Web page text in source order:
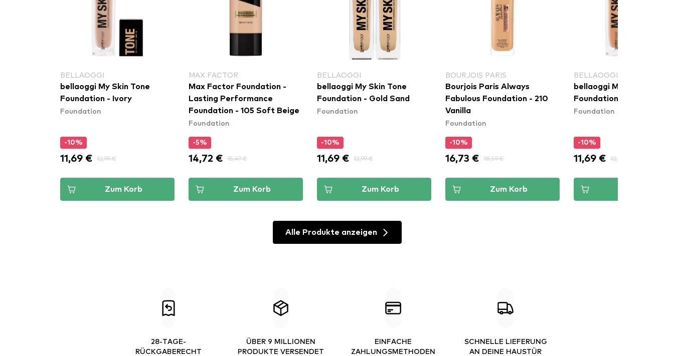
BELLAOGGI
bellaoggi My Skin Tone
Foundation - Ivory
Foundation
-10%
11,69 € 12,99 €
Zum Korb
MAX FACTOR
Max Factor Foundation -
Lasting Performance
Foundation - 105 Soft Beige
Foundation
-5%
14,72 € 15,49 €
Zum Korb
BELLAOGGI
bellaoggi My Skin Tone
Foundation - Gold Sand
Foundation
-10%
11,69 € 12,99 €
Zum Korb
BOURJOIS PARIS
Bourjois Paris Always
Fabulous Foundation - 210
Vanilla
Foundation
-10%
16,73 € 18,59 €
Zum Korb
BELLAOGGI
bellaoggi My Skin Tone
Foundation - Dune
Foundation
-10%
11,69 € 12,99 €
Alle Produkte anzeigen
28-TAGE-
RÜCKGABERECHT
ÜBER 9 MILLIONEN
PRODUKTE VERSENDET
EINFACHE
ZAHLUNGSMETHODEN
SCHNELLE LIEFERUNG
AN DEINE HAUSTÜR